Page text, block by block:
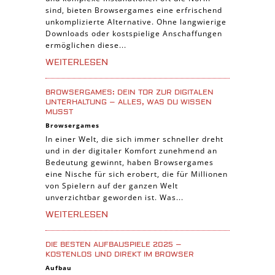
Sport Spiele
Pferde Spiele
Simulation Spiele
Tier Spiele
Casual Spiele
Abenteuer Spiele
Online Spiele
3-Gewinnt Spiele
Trading Card Spiele
Manager Spiele
sind, bieten Browsergames eine erfrischend
unkomplizierte Alternative. Ohne langwierige
Downloads oder kostspielige Anschaffungen
ermöglichen diese...
WEITERLESEN
BROWSERGAMES: DEIN TOR ZUR DIGITALEN
UNTERHALTUNG – ALLES, WAS DU WISSEN
MUSST
Browsergames
In einer Welt, die sich immer schneller dreht
und in der digitaler Komfort zunehmend an
Bedeutung gewinnt, haben Browsergames
eine Nische für sich erobert, die für Millionen
von Spielern auf der ganzen Welt
unverzichtbar geworden ist. Was...
WEITERLESEN
DIE BESTEN AUFBAUSPIELE 2025 –
KOSTENLOS UND DIREKT IM BROWSER
Aufbau